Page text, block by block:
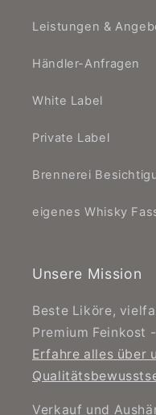
Leistungen &
Händler-Anfragen
White Label
Private Label
Brennerei
eigenes Whisky
Unsere Mission
Beste Liköre,
Premium Feinkost
Erfahre alles über
Verkauf und